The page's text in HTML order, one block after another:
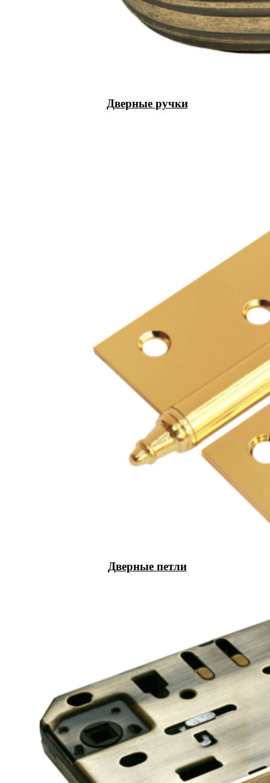
Дверные ручки
Дверные петли